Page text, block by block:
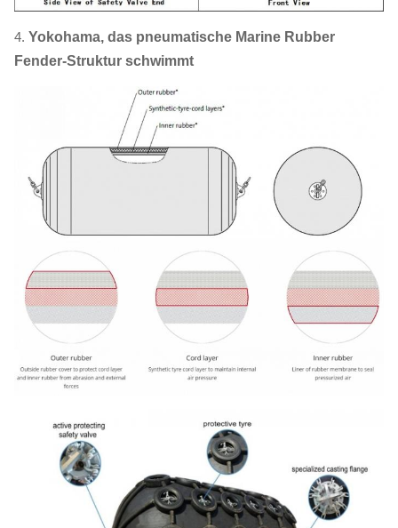
4. Yokohama, das pneumatische Marine Rubber
Fender-Struktur schwimmt